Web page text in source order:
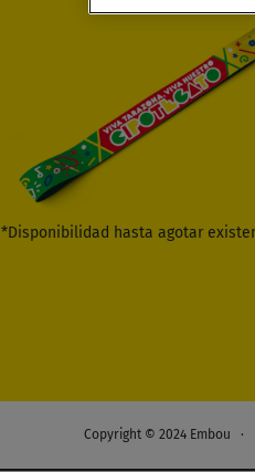
*Disponibilidad hasta agotar
Copyright © 2024 Embou ·